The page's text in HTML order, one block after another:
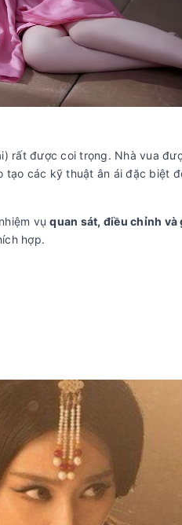
rất được coi trọng. Nhà vua
các kỹ thuật ân ái đặc biệt
vụquan sát, điều chỉnh và
hợp.